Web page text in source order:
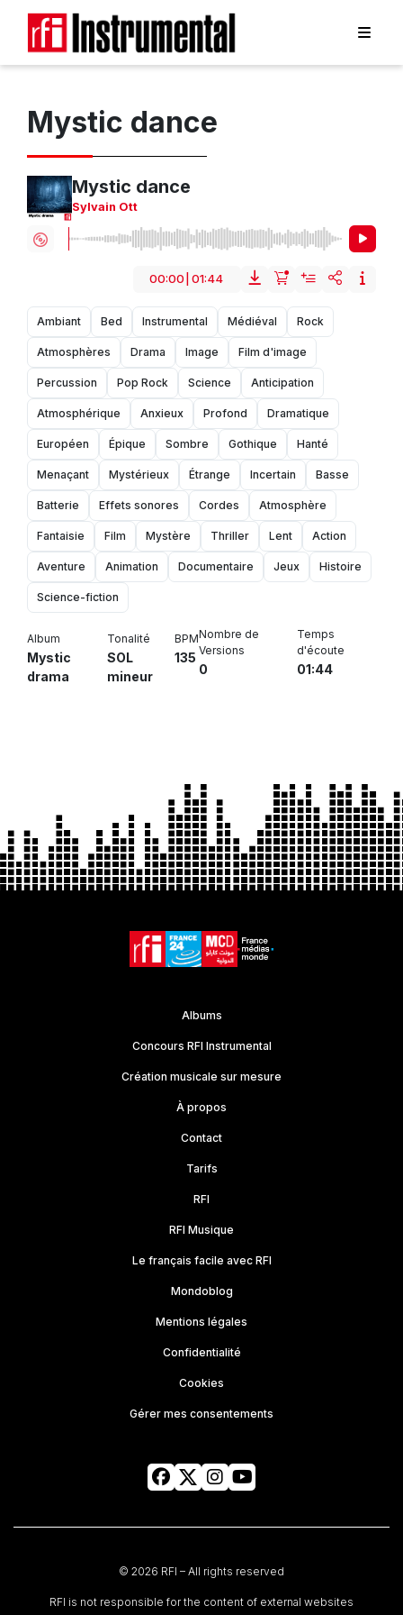
Mystic dance
Mystic dance
Sylvain Ott
00:00 01:44
Ambiant Bed Instrumental Médiéval Rock
Atmosphères Drama Image Film d'image
Percussion Pop Rock Science Anticipation
Atmosphérique Anxieux Profond Dramatique
Européen Épique Sombre Gothique Hanté
Menaçant Mystérieux Étrange Incertain Basse
Batterie Effets sonores Cordes Atmosphère
Fantaisie Film Mystère Thriller Lent Action
Aventure Animation Documentaire Jeux Histoire
Science-fiction
Album
Mystic
drama
Tonalité
SOL
mineur
BPM
135
Nombre de
Versions
0
Temps
d'écoute
01:44
Albums
Concours RFI Instrumental
Création musicale sur mesure
À propos
Contact
Tarifs
RFI
RFI Musique
Le français facile avec RFI
Mondoblog
Mentions légales
Confidentialité
Cookies
Gérer mes consentements
© 2026 RFI – All rights reserved
RFI is not responsible for the content of external websites